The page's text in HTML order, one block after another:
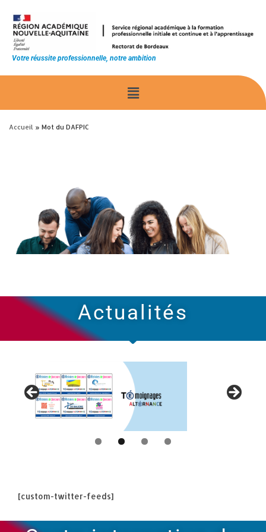
Votre réussite professionnelle, notre ambition
Accueil » Mot du DAFPIC
Actualités
[custom-twitter-feeds]